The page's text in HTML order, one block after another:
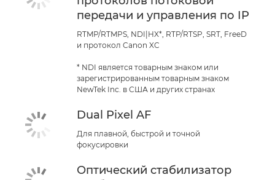
передачи и управления по IP
RTMP/RTMPS, NDI|HX*, RTP/RTSP, SRT, FreeD
и протокол Canon XC
* NDI является товарным знаком или
зарегистрированным товарным знаком
NewTek Inc. в США и других странах
Dual Pixel AF
Для плавной, быстрой и точной
фокусировки
Оптический стабилизатор